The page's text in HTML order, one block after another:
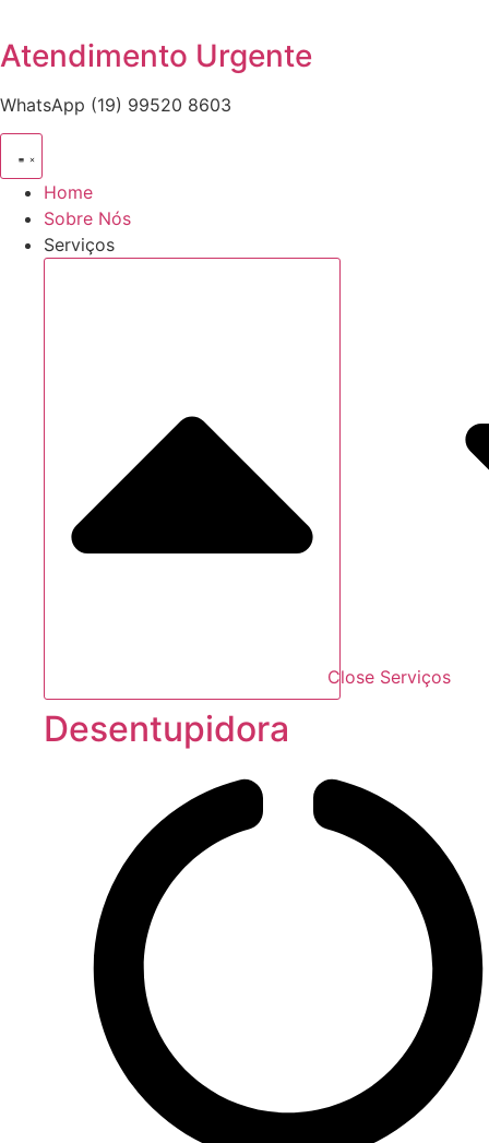
Atendimento Urgente
WhatsApp (19) 99520 8603
Home
Sobre Nós
Serviços
Close Serviços
Desentupidora